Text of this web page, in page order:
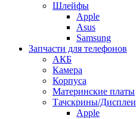
Шлейфы
Apple
Asus
Samsung
Запчасти для телефонов
АКБ
Камера
Корпуса
Материнские платы
Тачскрины/Дисплеи
Apple